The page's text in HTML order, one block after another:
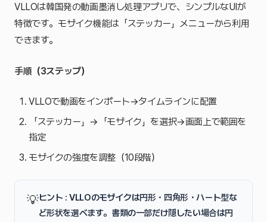
VLLOは韓国発の動画墨消し処理アプリで、シンプルなUIが
特徴です。モザイク機能は「ステッカー」メニューから利用
できます。
手順（3ステップ）
VLLOで動画をインポート→タイムラインに配置
「ステッカー」→「モザイク」を選択→画面上で範囲を
指定
モザイクの強度を調整（10段階）
💡ヒント : VLLOのモザイクは円形・四角形・ハート型な
ど形状を選べます。書類の一部だけ隠したい場合は円